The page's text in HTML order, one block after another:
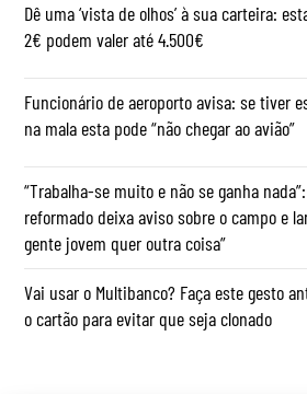
Dê uma ‘vista de olhos’ à sua carteira:
2€ podem valer até 4.500€
Funcionário de aeroporto avisa: se tiver
na mala esta pode “não chegar ao avião”
“Trabalha-se muito e não se ganha
reformado deixa aviso sobre o campo e
gente jovem quer outra coisa”
Vai usar o Multibanco? Faça este gesto
o cartão para evitar que seja clonado